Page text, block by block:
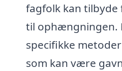
fagfolk kan
til ophængningen.
specifikke
som kan være